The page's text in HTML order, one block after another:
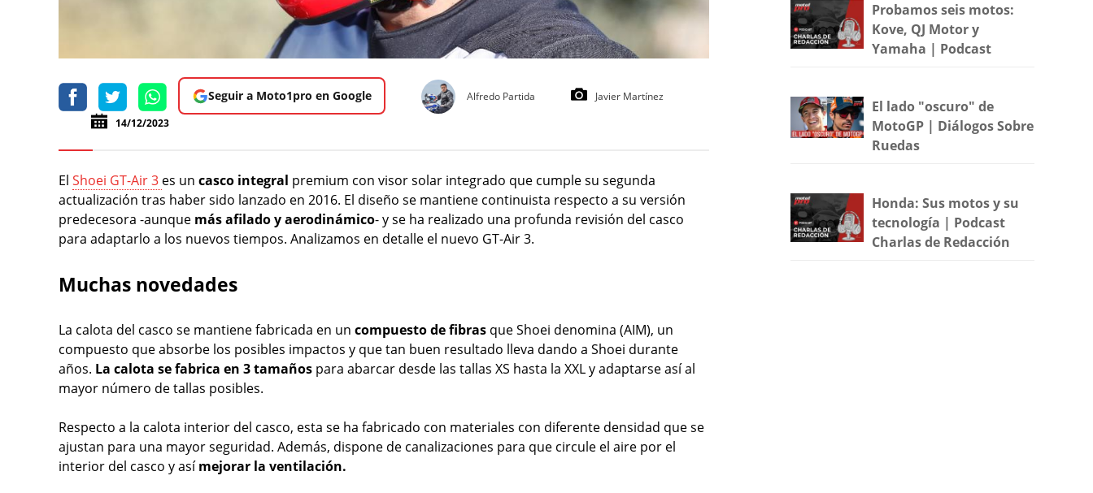
Seguir a Moto1pro en Google Alfredo Partida
Javier Martínez
14/12/2023
El Shoei GT-Air 3 es un casco integral premium con visor solar integrado que cumple su segunda
actualización tras haber sido lanzado en 2016. El diseño se mantiene continuista respecto a su versión
predecesora -aunque más afilado y aerodinámico- y se ha realizado una profunda revisión del casco
para adaptarlo a los nuevos tiempos. Analizamos en detalle el nuevo GT-Air 3.
Muchas novedades
La calota del casco se mantiene fabricada en un compuesto de fibras que Shoei denomina (AIM), un
compuesto que absorbe los posibles impactos y que tan buen resultado lleva dando a Shoei durante
años. La calota se fabrica en 3 tamaños para abarcar desde las tallas XS hasta la XXL y adaptarse así al
mayor número de tallas posibles.
Respecto a la calota interior del casco, esta se ha fabricado con materiales con diferente densidad que se
ajustan para una mayor seguridad. Además, dispone de canalizaciones para que circule el aire por el
interior del casco y asímejorar la ventilación.
Probamos seis motos:
Kove, QJ Motor y
Yamaha | Podcast
El lado "oscuro" de
MotoGP | Diálogos Sobre
Ruedas
Honda: Sus motos y su
tecnología | Podcast
Charlas de Redacción